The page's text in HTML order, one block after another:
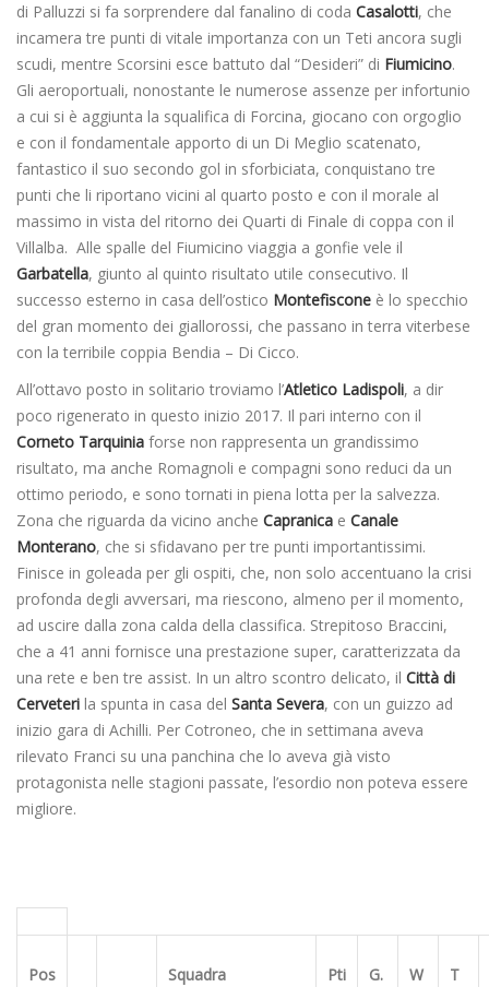
di Palluzzi si fa sorprendere dal fanalino di coda Casalotti, che
incamera tre punti di vitale importanza con un Teti ancora sugli
scudi, mentre Scorsini esce battuto dal “Desideri” di Fiumicino.
Gli aeroportuali, nonostante le numerose assenze per infortunio
a cui si è aggiunta la squalifica di Forcina, giocano con orgoglio
e con il fondamentale apporto di un Di Meglio scatenato,
fantastico il suo secondo gol in sforbiciata, conquistano tre
punti che li riportano vicini al quarto posto e con il morale al
massimo in vista del ritorno dei Quarti di Finale di coppa con il
Villalba. Alle spalle del Fiumicino viaggia a gonfie vele il
Garbatella, giunto al quinto risultato utile consecutivo. Il
successo esterno in casa dell’ostico Montefiscone è lo specchio
del gran momento dei giallorossi, che passano in terra viterbese
con la terribile coppia Bendia – Di Cicco.
All’ottavo posto in solitario troviamo l’Atletico Ladispoli, a dir
poco rigenerato in questo inizio 2017. Il pari interno con il
Corneto Tarquinia forse non rappresenta un grandissimo
risultato, ma anche Romagnoli e compagni sono reduci da un
ottimo periodo, e sono tornati in piena lotta per la salvezza.
Zona che riguarda da vicino anche Capranica e Canale
Monterano, che si sfidavano per tre punti importantissimi.
Finisce in goleada per gli ospiti, che, non solo accentuano la crisi
profonda degli avversari, ma riescono, almeno per il momento,
ad uscire dalla zona calda della classifica. Strepitoso Braccini,
che a 41 anni fornisce una prestazione super, caratterizzata da
una rete e ben tre assist. In un altro scontro delicato, il Città di
Cerveteri la spunta in casa del Santa Severa, con un guizzo ad
inizio gara di Achilli. Per Cotroneo, che in settimana aveva
rilevato Franci su una panchina che lo aveva già visto
protagonista nelle stagioni passate, l’esordio non poteva essere
migliore.
Pos Squadra Pti G. W T